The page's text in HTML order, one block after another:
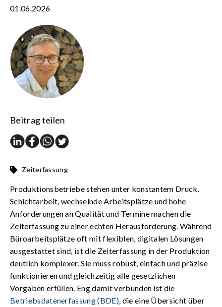
01.06.2026
Beitrag teilen
Zeiterfassung
Produktionsbetriebe stehen unter konstantem Druck.
Schichtarbeit, wechselnde Arbeitsplätze und hohe
Anforderungen an Qualität und Termine machen die
Zeiterfassung zu einer echten Herausforderung.Während
Büroarbeitsplätze oft mit flexiblen, digitalen Lösungen
ausgestattet sind, ist die Zeiterfassung in der Produktion
deutlich komplexer. Sie muss robust, einfach und präzise
funktionieren und gleichzeitig alle gesetzlichen
Vorgaben erfüllen. Eng damit verbunden ist die
Betriebsdatenerfassung (BDE), die eine Übersicht über